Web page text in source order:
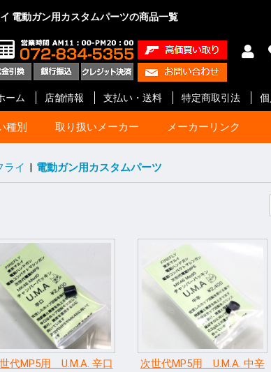
電動ガン用カスタムパーツの商品一覧
ーム 店舗情報 支払い・送料 特定商取引法
種別 取り扱いメーカー メーカーリンク
イ GBB ハンドガン
GBB ライフル
電動ガン 次世代
電動ガン ハイサイクル
電動ガン
電動ガン バッテリー等
電動ガン マガジン
電動ガン アクセサリー
エアーライフル
ショットガン
ガスガン
ガスガン マガジン
ガスガン アクセサリー
エアーガン アクセサリ
エアーガン マガジン
サイト関連
汎用品
10歳以上用
消耗品 他
ガスブローバック
ガス ライフル・SMG
CO2ブローバック
モデルガン
電動ガン
ガス マガジン
モデルガン カート等
アクセサリー
電動 マガジン等
消耗品 他
ガス ブローバック
ガス リボルバー
ガス ライフル・SMG
8mm ハンドガン
モデルガン オート
モデルガン リボルバー
モデルガン 長物
キット モデルガン
モデルガン 金属
ガス マガジン
モデルガン カート等
アクセサリー
グリップ
ガスガン 他
消耗品 他
ガス リボルバー
ガス ブローバック
エアー ライフル
ガス ライフル
モデルガン リボルバー
モデルガン オート
モデルガン 金属
モデルガン ライフル
ガス マガジン
グリップ
アクセサリー
モデルガン カート等
エアー ハンドガン
ガス ブローバック
エアー ライフル
ガス ライフル・SMG
マガジン
アクセサリー
消耗品
ォード モデルガン リボルバ
モデルガン オート
モデルガン キット
ガスガン
アクセサリー
カートリッジ等
グリップ
アップル モデルガン リボルバー
モデルガン オート
モデルガン ライフル
モデルガン カート等
グリップ
グレネード
その他
エアーガン
電動ガン
アクセサリー
コバ モデルガン オート
モデルガン ライフル
モデルガン カート等
カスタムパーツ エアガ
その他
Airsoft モデルガン オート
モデルガン カート等
モデルガン キット
カスタムパーツ
ガスガン
グリップ
イ モデルガン
モデルガンパーツ
アクション) モデルガン リボルバー
モデルガン オートマチ
アクセサリー
インナーバレル
サイレンサー
ショット 塗装・仕上げ
モデルガン用
グリップ リボルバ用
グリップ オート用
ガスガン 外装パーツ
ガスガン 内部パーツ
メンテナンス
アームズ
ップ インディ 塗装
メンテナンス
ス シークレッ
スプレー塗料
ブルーイング剤
メンテナンス
ム
ケミカル
ン No.1 CO2 ブローバックガン
スペアマガジン パー
ー・エス その他
BB弾
照準器
ホルスター
ケース類
U-18
エアガン
ガスガン
ク
.A オート用
リボルバー用
革製 ショルダー
革製 ヒップ
ナイロン製 ショルダー
ナイロン製 ヒップ
ウエスタン
レッグ バックサイド
ポーチ
ケース類
ス
アームズ 照準器
マウント 他
ャパン モデルガン用品
ホルスター
ネード
ムアート ダミーカート
発火カートリッジ
空撃ちダミーカートリ
ダミーブレット
モデルガン カスタムパ
フライ
ガスガン用カスタムパ
電動ガン用カスタムパ
パッキン類
電動ガン
アクセサリー
ート ケイン
ス忍者
カー その他 スライド
サイト
アウターバレル
その他
GLOCK Gen.5
GLOCK Gen.4
GLOCK Gen.3
H&K
V10 / DETONICS
1911 ・ MEU等
Hi-CAPA
M&P
DESERT EAGLE
P226
M92F
金属外装パーツ
内部カスタムパーツ
その他
マグロ用パーツ
カスタムパーツ
アクセサリー
GLOCK
リボルバー用パーツ
オート用パーツ
マルイ用
WA用
その他
Optics
Airsoft ガス ハンドガン
ガス ライフル
マガジン 他
アウターバレル
金属外装パーツ
金属外装キット
カスタムパーツ
金属外装パーツ
金属外装キット
ガス ハンドガン
マガジン 他
ガス ライフル
ガスブローバック
Fighter 金属外装
アウターバレル
外装パーツ
内部カスタムパーツ
Surgeon
DesionAirsoft
GUN
/ CYTAC
カー その他
ウエッソン オート用
リボルバ用
ライフル用
木製
G-10 素材製
その他アクセサリー
オート用
汎用
リボルバ用
木製
G-10 素材製
オート用
リボルバ用
G-10 素材製
GEAR
メーカー その
ストル
チック用
ー用
バレル用
キン類
用
用
ン用
イト
チック
ー
ーバック
ン
リー
ン
フトガン
ライ | 電動ガン用カスタムパーツ
代MP5用 U.M.A. 辛口
次世代MP5用 U.M.A. 中辛